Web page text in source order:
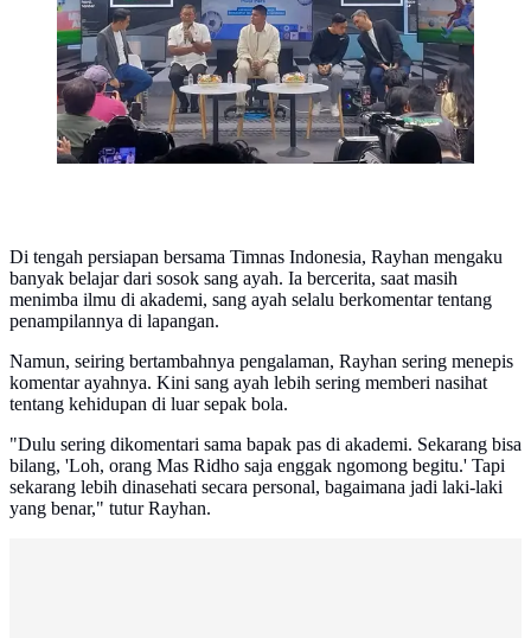
Di tengah persiapan bersama Timnas Indonesia, Rayhan mengaku
banyak belajar dari sosok sang ayah. Ia bercerita, saat masih
menimba ilmu di akademi, sang ayah selalu berkomentar tentang
penampilannya di lapangan.
Namun, seiring bertambahnya pengalaman, Rayhan sering menepis
komentar ayahnya. Kini sang ayah lebih sering memberi nasihat
tentang kehidupan di luar sepak bola.
"Dulu sering dikomentari sama bapak pas di akademi. Sekarang bisa
bilang, 'Loh, orang Mas Ridho saja enggak ngomong begitu.' Tapi
sekarang lebih dinasehati secara personal, bagaimana jadi laki-laki
yang benar," tutur Rayhan.